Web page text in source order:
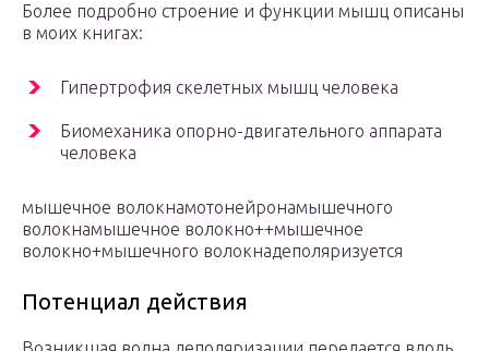
Более подробно строение и функции мышц описаны
в моих книгах:
Гипертрофия скелетных мышц человека
Биомеханика опорно-двигательного аппарата
человека
мышечное волокнамотонейронамышечного
волокнамышечное волокно++мышечное
волокно+мышечного волокнадеполяризуется
Потенциал действия